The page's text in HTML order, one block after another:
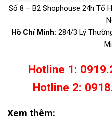
Số 8 – B2 Shophouse 24h Tố
Hồ Chí Minh: 284/3 Lý
Hotline 1:
Hotline 2:
Xem thêm: